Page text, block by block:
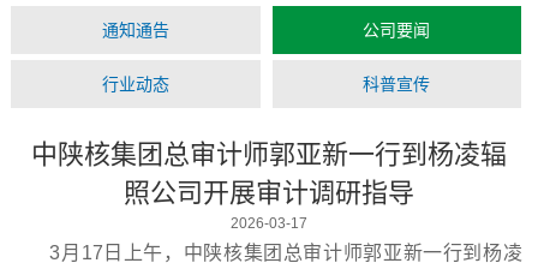
通知通告 公司要闻
行业动态 科普宣传
中陕核集团总审计师郭亚新一行到杨凌辐
照公司开展审计调研指导
2026-03-17
3月17日上午，中陕核集团总审计师郭亚新一行到杨凌